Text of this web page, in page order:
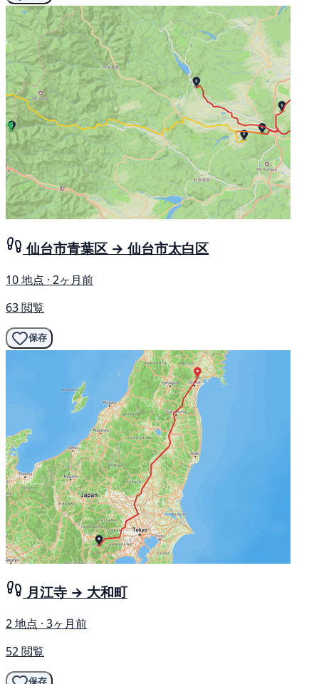
仙台市青葉区 → 仙台市太白区
10 地点 · 2ヶ月前
63 閲覧
保存
月江寺 → 大和町
2 地点 · 3ヶ月前
52 閲覧
保存